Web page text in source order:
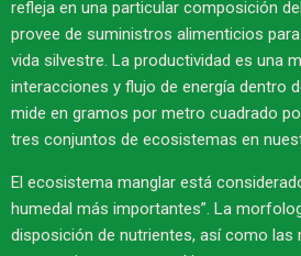
refleja en una particular composición
provee de suministros alimenticios
vida silvestre. La productividad es una
interacciones y flujo de energía dentro
mide en gramos por metro cuadrado
tres conjuntos de ecosistemas en
El ecosistema manglar está
humedal más importantes”. La
disposición de nutrientes, así como las